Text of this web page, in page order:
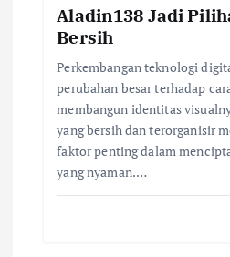
Aladin138 Jadi
Bersih
Perkembangan teknologi
perubahan besar terhadap
membangun identitas
yang bersih dan terorganisir
faktor penting dalam
yang nyaman.…